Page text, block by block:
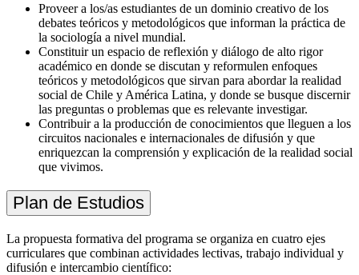
Proveer a los/as estudiantes de un dominio creativo de los
debates teóricos y metodológicos que informan la práctica de
la sociología a nivel mundial.
Constituir un espacio de reflexión y diálogo de alto rigor
académico en donde se discutan y reformulen enfoques
teóricos y metodológicos que sirvan para abordar la realidad
social de Chile y América Latina, y donde se busque discernir
las preguntas o problemas que es relevante investigar.
Contribuir a la producción de conocimientos que lleguen a los
circuitos nacionales e internacionales de difusión y que
enriquezcan la comprensión y explicación de la realidad social
que vivimos.
Plan de Estudios
La propuesta formativa del programa se organiza en cuatro ejes
curriculares que combinan actividades lectivas, trabajo individual y
difusión e intercambio científico: